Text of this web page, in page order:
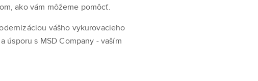
ako vám môžeme pomôcť.
vášho vykurovacieho
úsporu s MSD Company - vaším